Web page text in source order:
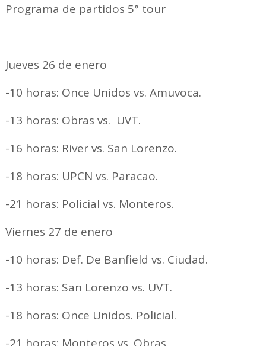
Programa de partidos 5° tour
Jueves 26 de enero
-10 horas: Once Unidos vs. Amuvoca.
-13 horas: Obras vs. UVT.
-16 horas: River vs. San Lorenzo.
-18 horas: UPCN vs. Paracao.
-21 horas: Policial vs. Monteros.
Viernes 27 de enero
-10 horas: Def. De Banfield vs. Ciudad.
-13 horas: San Lorenzo vs. UVT.
-18 horas: Once Unidos. Policial.
-21 horas: Monteros vs. Obras.